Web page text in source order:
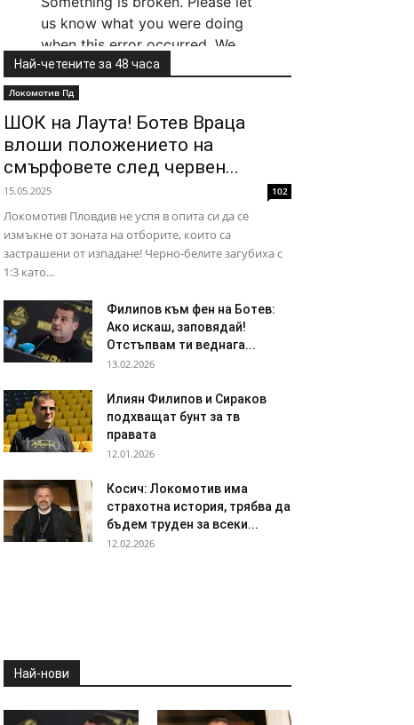
Най-четените за 48 часа
Локомотив Пд
ШОК на Лаута! Ботев Враца
влоши положението на
смърфовете след червен...
15.05.2025 102
Локомотив Пловдив не успя в опита си да се
измъкне от зоната на отборите, които са
застрашени от изпадане! Черно-белите загубиха с
1:3 като...
Филипов към фен на Ботев:
Ако искаш, заповядай!
Отстъпвам ти веднага...
13.02.2026
Илиян Филипов и Сираков
подхващат бунт за тв
правата
12.01.2026
Косич: Локомотив има
страхотна история, трябва да
бъдем труден за всеки...
12.02.2026
Най-нови